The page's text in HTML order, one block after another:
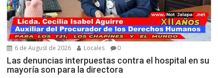
6 de August de 2026 Locales 0
Las denuncias interpuestas contra el hospital en su
mayoría son para la directora